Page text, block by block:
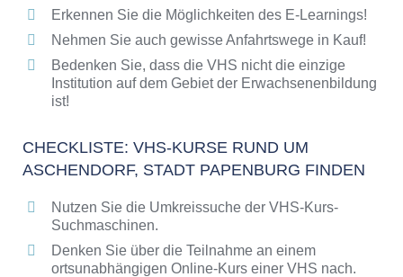
Checkliste: So erkennen Sie gute
Bildungsangebote der VHS
Erkennen Sie die Möglichkeiten des E-Learnings!
Nehmen Sie auch gewisse Anfahrtswege in Kauf!
Bedenken Sie, dass die VHS nicht die einzige
Institution auf dem Gebiet der Erwachsenenbildung
ist!
CHECKLISTE: VHS-KURSE RUND UM
ASCHENDORF, STADT PAPENBURG FINDEN
Nutzen Sie die Umkreissuche der VHS-Kurs-
Suchmaschinen.
Denken Sie über die Teilnahme an einem
ortsunabhängigen Online-Kurs einer VHS nach.